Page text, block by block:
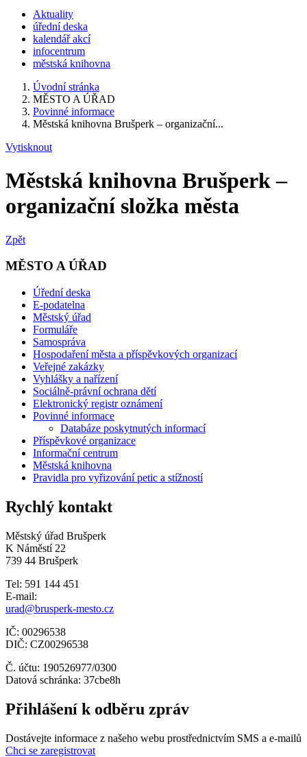
Aktuality
úřední deska
kalendář akcí
infocentrum
městská knihovna
Úvodní stránka
MĚSTO A ÚŘAD
Povinné informace
Městská knihovna Brušperk – organizační...
Vytisknout
Městská knihovna Brušperk –
organizační složka města
Zpět
MĚSTO A ÚŘAD
Úřední deska
E-podatelna
Městský úřad
Formuláře
Samospráva
Hospodaření města a příspěvkových organizací
Veřejné zakázky
Vyhlášky a nařízení
Sociálně-právní ochrana dětí
Elektronický registr oznámení
Povinné informace
Databáze poskytnutých informací
Příspěvkové organizace
Informační centrum
Městská knihovna
Pravidla pro vyřizování petic a stížností
Rychlý kontakt
Městský úřad Brušperk
K Náměstí 22
739 44 Brušperk
Tel: 591 144 451
E-mail:
urad@brusperk-mesto.cz
IČ: 00296538
DIČ: CZ00296538
Č. účtu: 190526977/0300
Datová schránka: 37cbe8h
Přihlášení k odběru zpráv
Dostávejte informace z našeho webu prostřednictvím SMS a e-mailů
Chci se zaregistrovat